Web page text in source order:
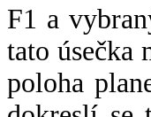
F1 a
tato úsečka
poloha